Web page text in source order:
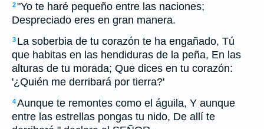
2"Yo te haré pequeño entre las naciones;
Despreciado eres en gran manera.
3 La soberbia de tu corazón te ha engañado, Tú
que habitas en las hendiduras de la peña, En las
alturas de tu morada; Que dices en tu corazón:
'¿Quién me derribará por tierra?'
4Aunque te remontes como el águila, Y aunque
entre las estrellas pongas tu nido, De allí te